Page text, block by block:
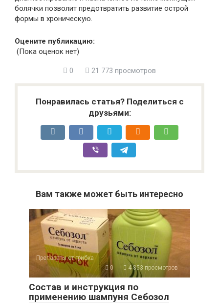
болячки позволит предотвратить развитие острой
формы в хроническую.
Оцените публикацию:
(Пока оценок нет)
0 21 773 просмотров
Понравилась статья? Поделиться с
друзьями:
Вам также может быть интересно
Препараты от грибка
0
4 853 просмотров
Состав и инструкция по
применению шампуня Себозол